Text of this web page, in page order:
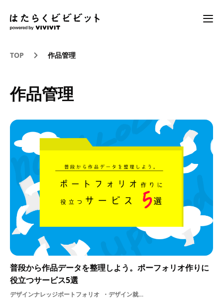
TOP 作品管理
作品管理
普段から作品データを整理しよう。ポーフォリオ作りに
役立つサービス5選
デザインナレッジポートフォリオ デザイン就活作品整理クラウドサービス作品管理学生